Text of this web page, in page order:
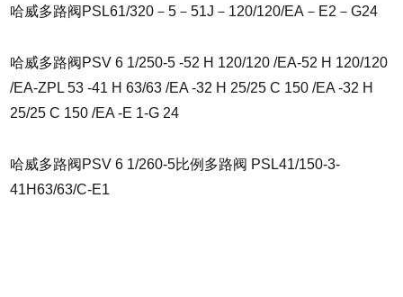
哈威多路阀PSL61/320－5－51J－120/120/EA－E2－G24
哈威多路阀PSV 6 1/250-5 -52 H 120/120 /EA-52 H 120/120
/EA-ZPL 53 -41 H 63/63 /EA -32 H 25/25 C 150 /EA -32 H
25/25 C 150 /EA -E 1-G 24
哈威多路阀PSV 6 1/260-5比例多路阀 PSL41/150-3-
41H63/63/C-E1